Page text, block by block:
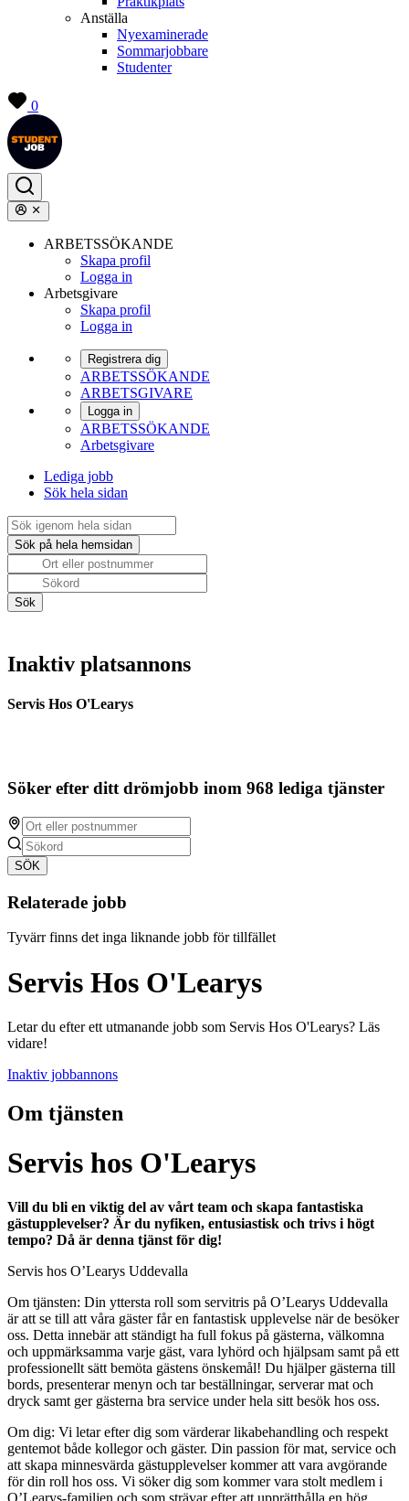
Anställa
Nyexaminerade
Sommarjobbare
Studenter
0
ARBETSSÖKANDE
Skapa profil
Logga in
Arbetsgivare
Skapa profil
Logga in
Registrera dig
ARBETSSÖKANDE
ARBETSGIVARE
Logga in
ARBETSSÖKANDE
Arbetsgivare
Lediga jobb
Sök hela sidan
Inaktiv platsannons
Servis Hos O'Learys
Söker efter ditt drömjobb inom 968 lediga tjänster
SÖK
Relaterade jobb
Tyvärr finns det inga liknande jobb för tillfället
Servis Hos O'Learys
Letar du efter ett utmanande jobb som Servis Hos O'Learys? Läs
vidare!
Inaktiv jobbannons
Om tjänsten
Servis hos O'Learys
Vill du bli en viktig del av vårt team och skapa fantastiska
gästupplevelser? Är du nyfiken, entusiastisk och trivs i högt
tempo? Då är denna tjänst för dig!
Servis hos O’Learys Uddevalla
Om tjänsten: Din yttersta roll som servitris på O’Learys Uddevalla
är att se till att våra gäster får en fantastisk upplevelse när de besöker
oss. Detta innebär att ständigt ha full fokus på gästerna, välkomna
och uppmärksamma varje gäst, vara lyhörd och hjälpsam samt på ett
professionellt sätt bemöta gästens önskemål! Du hjälper gästerna till
bords, presenterar menyn och tar beställningar, serverar mat och
dryck samt ger gästerna bra service under hela sitt besök hos oss.
Om dig: Vi letar efter dig som värderar likabehandling och respekt
gentemot både kollegor och gäster. Din passion för mat, service och
att skapa minnesvärda gästupplevelser kommer att vara avgörande
för din roll hos oss. Vi söker dig som kommer vara stolt medlem i
O’Learys-familjen och som strävar efter att upprätthålla en hög